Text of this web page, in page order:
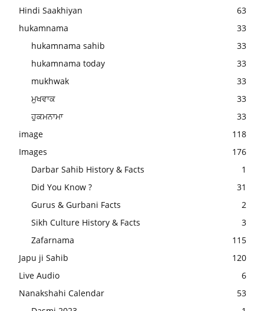
Hindi Saakhiyan
63
hukamnama
33
hukamnama sahib
33
hukamnama today
33
mukhwak
33
ਮੁਖਵਾਕ
33
ਹੁਕਮਨਾਮਾ
33
image
118
Images
176
Darbar Sahib History & Facts
1
Did You Know ?
31
Gurus & Gurbani Facts
2
Sikh Culture History & Facts
3
Zafarnama
115
Japu ji Sahib
120
Live Audio
6
Nanakshahi Calendar
53